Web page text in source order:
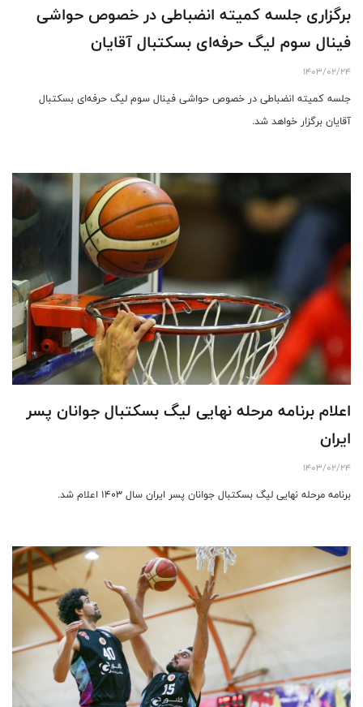
برگزاری جلسه کمیته انضباطی در خصوص حواشی
فینال سوم لیگ حرفه‌ای بسکتبال آقایان
1403/02/24
جلسه کمیته انضباطی در خصوص حواشی فینال سوم لیگ حرفه‌ای بسکتبال
آقایان برگزار خواهد شد.
اعلام برنامه مرحله نهایی لیگ بسکتبال جوانان پسر
ایران
1403/02/24
برنامه مرحله نهایی لیگ بسکتبال جوانان پسر ایران سال ۱۴۰۳ اعلام شد.